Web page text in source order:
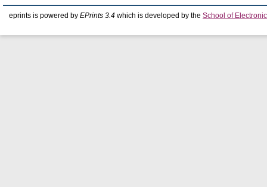
eprints is powered by EPrints 3.4 which is developed by the School of